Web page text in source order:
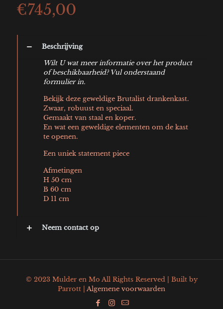
€745,00
Beschrijving
Wilt U wat meer informatie over het product
of beschikbaarheid? Vul onderstaand
formulier in.
Bekijk deze geweldige Brutalist drankenkast.
Zwaar, robuust en speciaal.
Gemaakt van staal en koper.
En wat een geweldige elementen om de kast
te openen.
Een uniek statement piece
Afmetingen
H 50 cm
B 60 cm
D 11 cm
Neem contact op
© 2023 Mulder en Mo All Rights Reserved | Built by
Parrott | Algemene voorwaarden